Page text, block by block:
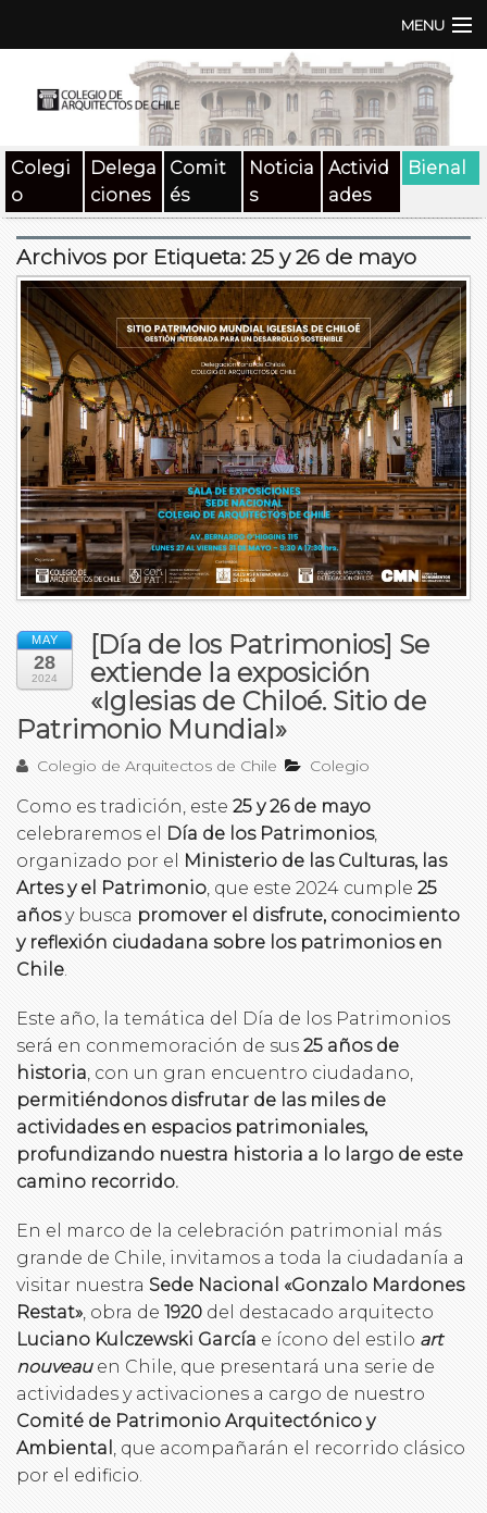
MENU
Documentos
SAT
Beneficios
Medios
Contacto
Buscar:
Colegi
o
Delega
ciones
Comit
és
Noticia
s
Activid
ades
Bienal
Archivos por Etiqueta: 25 y 26 de mayo
MAY
28
2024
[Día de los Patrimonios] Se
extiende la exposición
«Iglesias de Chiloé. Sitio de
Patrimonio Mundial»
Colegio de Arquitectos de Chile Colegio
Como es tradición, este 25 y 26 de mayo
celebraremos el
Día de los Patrimonios,
organizado por el
Ministerio de las Culturas, las
Artes y el Patrimonio, que este 2024 cumple 25
añosy busca promover el disfrute, conocimiento
y reflexión ciudadana sobre los patrimonios en
Chile.
Este año, la temática del Día de los Patrimonios
será en conmemoración de sus 25 años de
historia, con un gran encuentro ciudadano,
permitiéndonos disfrutar de las miles de
actividades en espacios patrimoniales,
profundizando nuestra historia a lo largo de este
camino recorrido.
En el marco de la celebración patrimonial más
grande de Chile, invitamos a toda la ciudadanía a
visitar nuestra Sede Nacional «Gonzalo Mardones
Restat», obra de 1920 del destacado arquitecto
Luciano Kulczewski García e ícono del estilo art
nouveauen Chile, que presentará una serie de
actividades y activaciones a cargo de nuestro
Comité de Patrimonio Arquitectónico y
Ambiental , que acompañarán el recorrido clásico
por el edificio.